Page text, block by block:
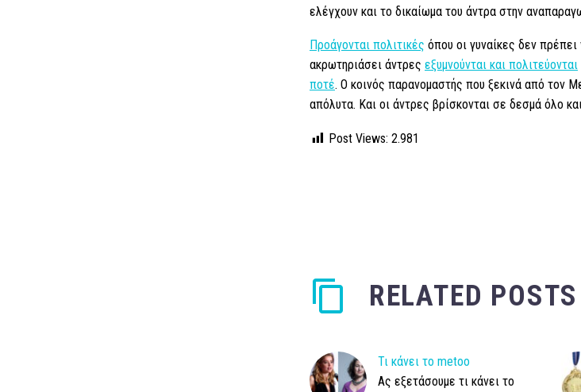
ελέγχουν και το δικαίωμα του άντρα στην
Προάγονται πολιτικές όπου οι γυναίκες δεν
ακρωτηριάσει άντρες εξυμνούνται και πολιτεύονται
ποτέ. Ο κοινός παρανομαστής που ξεκινά από τον
απόλυτα. Και οι άντρες βρίσκονται σε δεσμά όλο
Post Views: 2.981
RELATED POSTS
Τι κάνει το metoo
Ας εξετάσουμε τι κάνει το